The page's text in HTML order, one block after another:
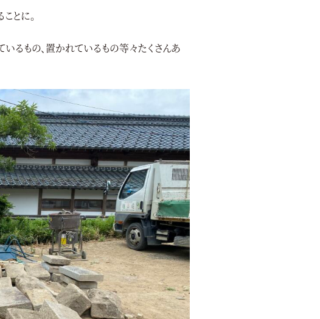
とに。
るもの、置かれているもの等々たくさんあ